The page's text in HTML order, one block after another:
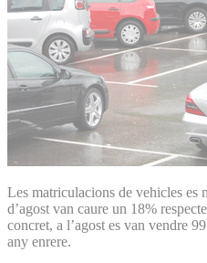
Les matriculacions de vehicles es
d’agost van caure un 18%
concret, a l’agost es van vendre
any enrere.